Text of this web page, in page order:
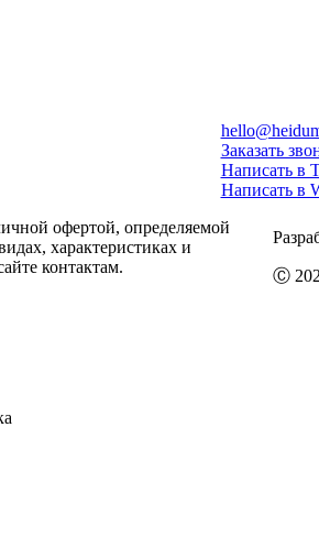
Заказать
Написать в
Написать в
офертой, определяемой
характеристиках и
контактам.
Ⓒ